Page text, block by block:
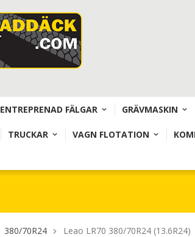
ENTREPRENAD FÄLGAR GRÄVMASKIN
TRUCKAR VAGN FLOTATION
380/70R24 Leao LR70 380/70R24 (13.6R24)